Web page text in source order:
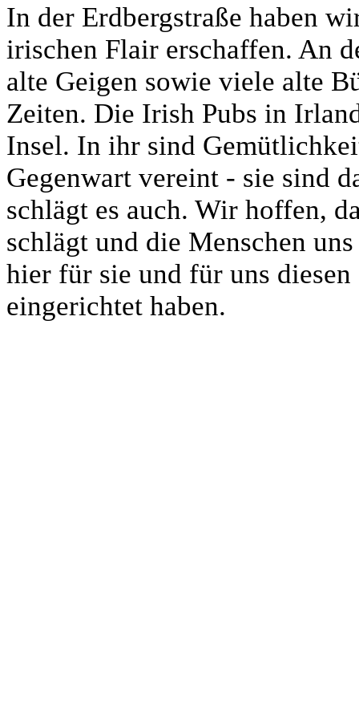
In der Erdbergstraße haben
irischen Flair erschaffen. An
alte Geigen sowie viele alte
Zeiten. Die Irish Pubs in
Insel. In ihr sind
Gegenwart vereint - sie sind
schlägt es auch. Wir hoffen,
schlägt und die Menschen
hier für sie und für uns
eingerichtet haben.